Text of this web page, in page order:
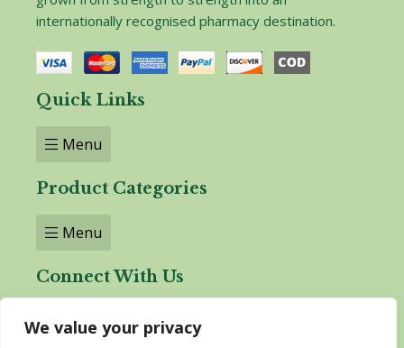
We value your privacy
internationally recognised pharmacy destination.
Quick Links
Menu
Product Categories
Menu
Connect With Us